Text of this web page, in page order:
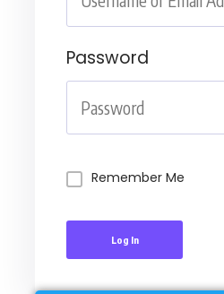
Password
Remember Me
Log In